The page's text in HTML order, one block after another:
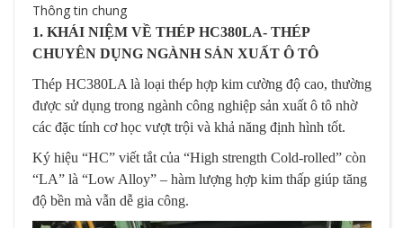
Thông tin chung
1. KHÁI NIỆM VỀ THÉP HC380LA- THÉP
CHUYÊN DỤNG NGÀNH SẢN XUẤT Ô TÔ
Thép HC380LA là loại thép hợp kim cường độ cao, thường
được sử dụng trong ngành công nghiệp sản xuất ô tô nhờ
các đặc tính cơ học vượt trội và khả năng định hình tốt.
Ký hiệu “HC” viết tắt của “High strength Cold-rolled” còn
“LA” là “Low Alloy” – hàm lượng hợp kim thấp giúp tăng
độ bền mà vẫn dễ gia công.